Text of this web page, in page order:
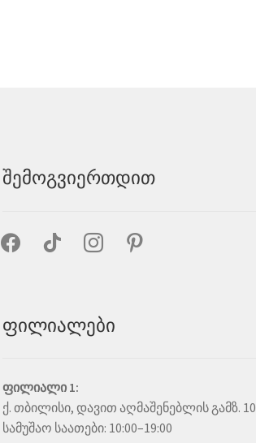
შემოგვიერთდით
facebook tiktok instagrampinterest
ფილიალები
ფილიალი 1:
ქ. თბილისი, დავით აღმაშენებლის გამზ. 10
სამუშაო საათები: 10:00–19:00